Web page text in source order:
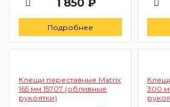
1 850 ₽
Подробнее
Клещи переставные Matrix
165 мм 15707 (обливные
рукоятки)
300